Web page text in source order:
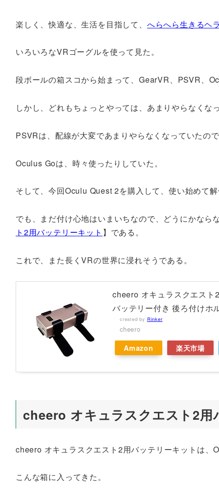
楽しく、快適な、生活を目指して、 へらへら生きるヘ
いろいろなVRゴーグルを使って見た。
段ボールの箱スコから始まって、GearVR、PSVR、
しかし、どれもちょっとやっては、あまりやらなくな
PSVRは、配線が大変であまりやらなくなっていたの
Oculus Goは、時々使ったりしていた。
そして、今回Oculu Quest 2を購入して、使い始めて
でも、まだ付け心地はいまいちなので、どうにかなら
ト2用バッテリーキット 】である。
これで、また長くVRの世界に浸れそうである。
cheero オキュラスクエス
バッテリー付き 後ろ付け
created by Rinker
cheero
Amazon 楽天市場
cheero オキュラスクエスト2
cheero オキュラスクエスト2用バッテリーキットは
こんな箱に入ってきた。